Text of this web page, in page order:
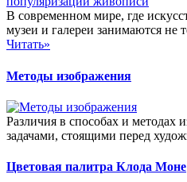
В современном мире, где
музеи и галереи занимаются не
Читать»
Методы изображения
Различия в способах и методах
задачами, стоящими перед
Цветовая палитра Клода Моне